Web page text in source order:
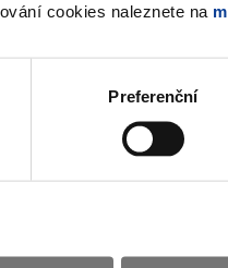
cookies naleznete na
Preferenční